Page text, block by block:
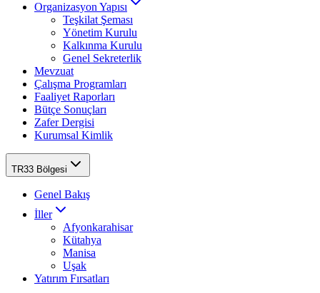
Organizasyon Yapısı
Teşkilat Şeması
Yönetim Kurulu
Kalkınma Kurulu
Genel Sekreterlik
Mevzuat
Çalışma Programları
Faaliyet Raporları
Bütçe Sonuçları
Zafer Dergisi
Kurumsal Kimlik
TR33 Bölgesi
Genel Bakış
İller
Afyonkarahisar
Kütahya
Manisa
Uşak
Yatırım Fırsatları